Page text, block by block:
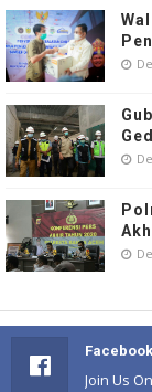
Facebook
Join Us